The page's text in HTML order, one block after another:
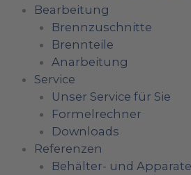
Bearbeitung
Brennzuschnitte
Brennteile
Anarbeitung
Service
Unser Service für Sie
Formelrechner
Downloads
Referenzen
Behälter- und